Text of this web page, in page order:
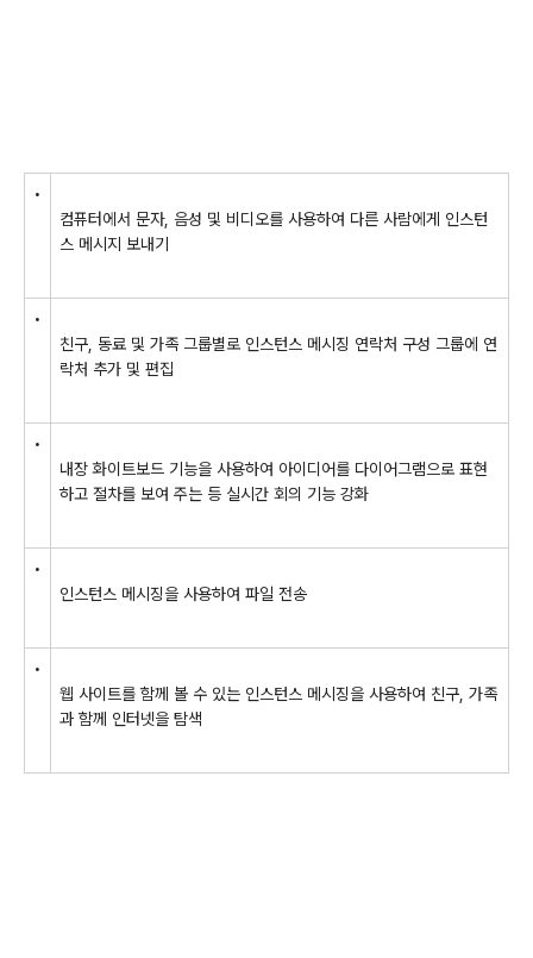
•
컴퓨터에서 문자, 음성 및 비디오를 사용하여 다른 사람에게 인스턴
스 메시지 보내기
•
친구, 동료 및 가족 그룹별로 인스턴스 메시징 연락처 구성 그룹에 연
락처 추가 및 편집
•
내장 화이트보드 기능을 사용하여 아이디어를 다이어그램으로 표현
하고 절차를 보여 주는 등 실시간 회의 기능 강화
•
인스턴스 메시징을 사용하여 파일 전송
•
웹 사이트를 함께 볼 수 있는 인스턴스 메시징을 사용하여 친구, 가족
과 함께 인터넷을 탐색